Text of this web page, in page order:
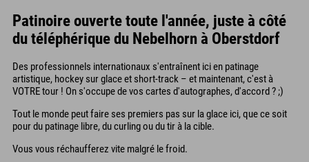
Patinoire ouverte toute l'année, juste à côté
du téléphérique du Nebelhorn à Oberstdorf
Des professionnels internationaux s'entraînent ici en patinage
artistique, hockey sur glace et short-track – et maintenant, c'est à
VOTRE tour ! On s'occupe de vos cartes d'autographes, d'accord ? ;)
Tout le monde peut faire ses premiers pas sur la glace ici, que ce soit
pour du patinage libre, du curling ou du tir à la cible.
Vous vous réchaufferez vite malgré le froid.